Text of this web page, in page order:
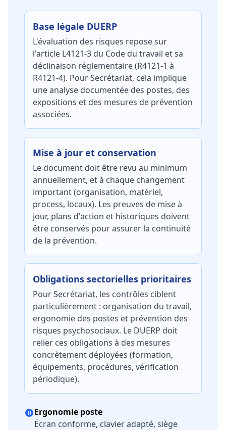
Base légale DUERP
L'évaluation des risques repose sur
l'article L4121-3 du Code du travail et sa
déclinaison réglementaire (R4121-1 à
R4121-4). Pour Secrétariat, cela implique
une analyse documentée des postes, des
expositions et des mesures de prévention
associées.
Mise à jour et conservation
Le document doit être revu au minimum
annuellement, et à chaque changement
important (organisation, matériel,
process, locaux). Les preuves de mise à
jour, plans d'action et historiques doivent
être conservés pour assurer la continuité
de la prévention.
Obligations sectorielles prioritaires
Pour Secrétariat, les contrôles ciblent
particulièrement : organisation du travail,
ergonomie des postes et prévention des
risques psychosociaux. Le DUERP doit
relier ces obligations à des mesures
concrètement déployées (formation,
équipements, procédures, vérification
périodique).
Ergonomie poste
Écran conforme, clavier adapté, siège